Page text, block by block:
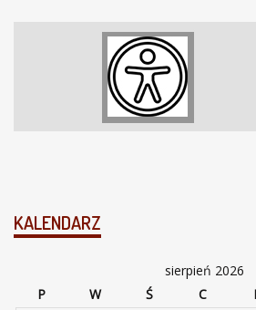
KALENDARZ
sierpień 2026
P
W Ś C